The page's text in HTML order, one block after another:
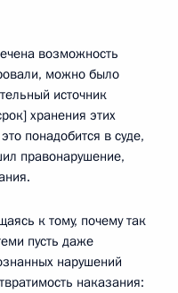
возможность
можно было
источник
хранения этих
понадобится в суде,
правонарушение,
к тому, почему так
пусть даже
нарушений
наказания: